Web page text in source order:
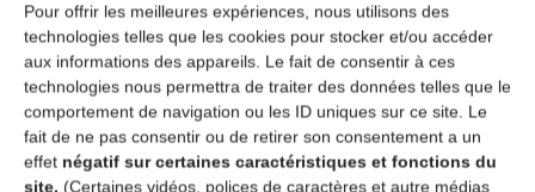
Pour offrir les meilleures expériences, nous utilisons des
technologies telles que les cookies pour stocker et/ou accéder
aux informations des appareils. Le fait de consentir à ces
technologies nous permettra de traiter des données telles que le
comportement de navigation ou les ID uniques sur ce site. Le
fait de ne pas consentir ou de retirer son consentement a un
effet négatif sur certaines caractéristiques et fonctions du
site. (Certaines vidéos, polices de caractères et autre médias